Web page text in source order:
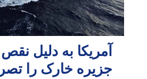
آمریکا به دلیل
جزیره خارک را